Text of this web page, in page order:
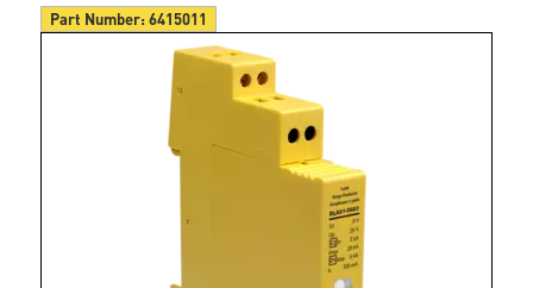
Part Number:6415011